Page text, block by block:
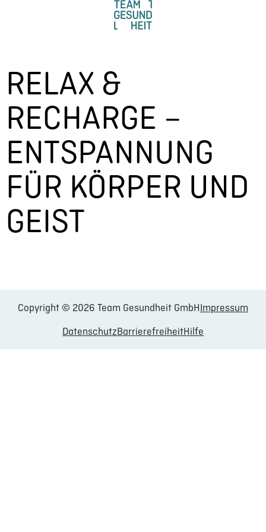
RELAX &
RECHARGE –
ENTSPANNUNG
FÜR KÖRPER UND
GEIST
Copyright © 2026 Team Gesundheit GmbHImpressum
DatenschutzBarrierefreiheitHilfe